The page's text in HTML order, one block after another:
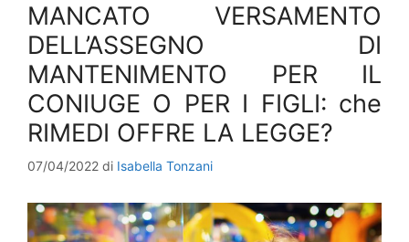
MANCATO VERSAMENTO
DELL’ASSEGNO DI
MANTENIMENTO PER IL
CONIUGE O PER I FIGLI: che
RIMEDI OFFRE LA LEGGE?
07/04/2022 di Isabella Tonzani